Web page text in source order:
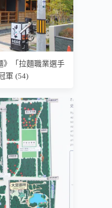
》「拉麵職業選手
軍 (54)